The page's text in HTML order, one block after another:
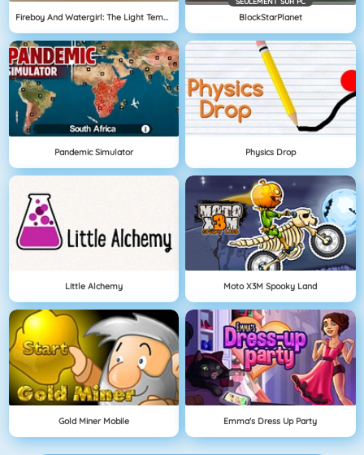
Fireboy And Watergirl: The Light Temple BlockStarPlanet
Pandemic Simulator Physics Drop
Little Alchemy Moto X3M Spooky Land
Gold Miner Mobile Emma's Dress Up Party